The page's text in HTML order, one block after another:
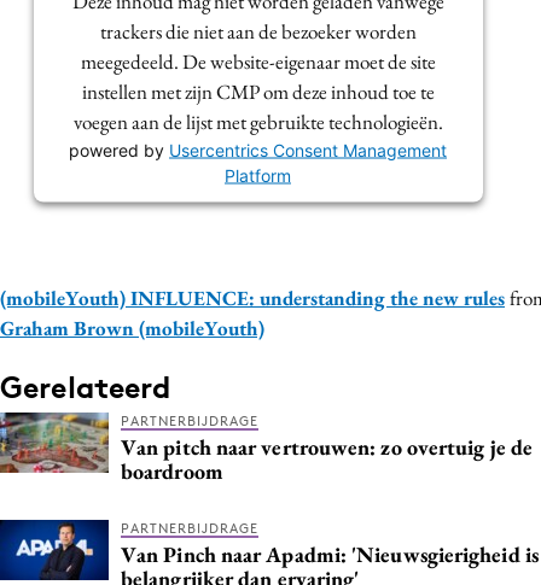
trackers die niet aan de bezoeker worden
meegedeeld. De website-eigenaar moet de site
instellen met zijn CMP om deze inhoud toe te
voegen aan de lijst met gebruikte technologieën.
powered by Usercentrics Consent Management
Platform
(mobileYouth) INFLUENCE: understanding the new rules
Graham Brown (mobileYouth)
Gerelateerd
PARTNERBIJDRAGE
Van pitch naar vertrouwen: zo overtuig je de
boardroom
PARTNERBIJDRAGE
Van Pinch naar Apadmi: 'Nieuwsgierigheid is
belangrijker dan ervaring'